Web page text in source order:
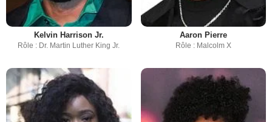
Kelvin Harrison Jr.
Rôle : Dr. Martin Luther King Jr.
Aaron Pierre
Rôle : Malcolm X